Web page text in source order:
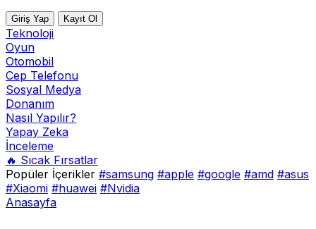
Giriş Yap Kayıt Ol
Teknoloji
Oyun
Otomobil
Cep Telefonu
Sosyal Medya
Donanım
Nasıl Yapılır?
Yapay Zeka
İnceleme
🔥 Sıcak Fırsatlar
Popüler İçerikler #samsung #apple #google #amd #asus
#Xiaomi #huawei #Nvidia
Anasayfa